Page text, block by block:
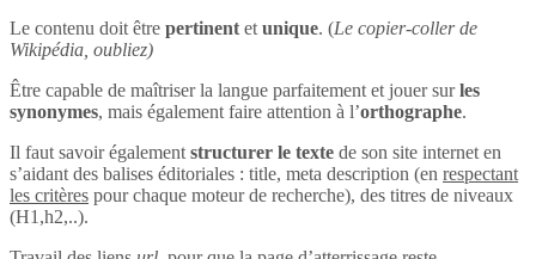
Le contenu doit être pertinent et unique. (Le copier-coller de
Wikipédia, oubliez)
Être capable de maîtriser la langue parfaitement et jouer surles
synonymes, mais également faire attention à l’orthographe.
Il faut savoir également structurer le texte de son site internet en
s’aidant des balises éditoriales : title, meta description (en respectant
les critères pour chaque moteur de recherche), des titres de niveaux
(H1,h2,..).